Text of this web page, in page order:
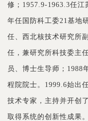
修；1957.9-1963.3任江
年任国防科工委21基地
任、西北核技术研究所
任，兼研究所科技委主
员、博士生导师；1988
程院院士。1999.6始出
技术专家，主持并开创
取得系统的创新性成果